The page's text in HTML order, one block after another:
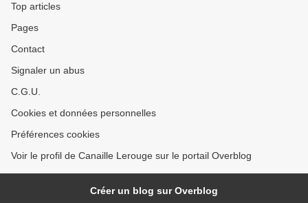
Top articles
Pages
Contact
Signaler un abus
C.G.U.
Cookies et données personnelles
Préférences cookies
Voir le profil de Canaille Lerouge sur le portail Overblog
Créer un blog sur Overblog